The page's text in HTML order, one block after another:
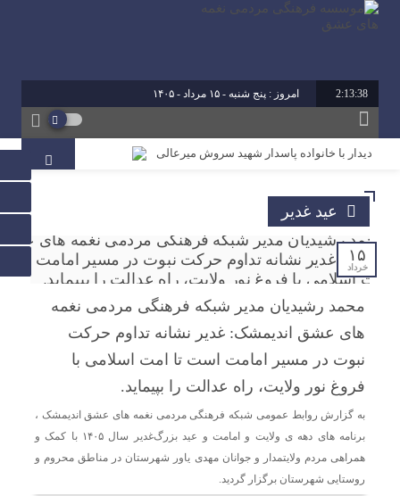
2:13:39 امروز : پنج شنبه - ۱۵ مرداد - ۱۴۰۵
برابر با : Thursday - 6 August - 2026
دیدار با خانواده پاسدار شهید سروش میرعالی
محمد رشیدیان مدیر شبکه فرهنگی مردمی نغمه های عشق
اندیمشک: غدیر نشانه تداوم حرکت نبوت در مسیر امامت
است تا امت اسلامی با فروغ نور ولایت، راه عدالت را بپیماید.
برگزاری کارگاه کارآفرینی اجتماعی و راه اندازی پروژه های
کوچک و موثر در موسسه فرهنگی مردمی نغمه های عشق
اندیمشک
دیدار دبیر جدید موسسه فرهنگی مردمی نغمه های عشق
خوزستان
دیدار دبیر موسسه فرهنگی مردمی نغمه های عشق با ریاست
اداره ورزش و جوانان اندیمشک
عید غدیر
۱۵
خرداد
محمد رشیدیان مدیر شبکه فرهنگی مردمی نغمه
های عشق اندیمشک: غدیر نشانه تداوم حرکت
نبوت در مسیر امامت است تا امت اسلامی با
فروغ نور ولایت، راه عدالت را بپیماید.
به گزارش روابط عمومی شبکه فرهنگی مردمی نغمه های عشق اندیمشک ،
برنامه های دهه ی ولایت و امامت و عید بزرگ‌غدیر سال ۱۴۰۵ با کمک و
همراهی مردم ولایتمدار و جوانان مهدی یاور شهرستان در مناطق محروم و
روستایی شهرستان برگزار گردید.